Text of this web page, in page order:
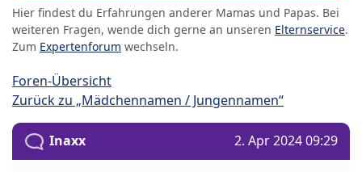
Hier findest du Erfahrungen anderer Mamas und Papas. Bei
weiteren Fragen, wende dich gerne an unseren Elternservice.
Zum Expertenforum wechseln.
Foren-Übersicht
Zurück zu „Mädchennamen / Jungennamen“
Inaxx 2. Apr 2024 09:29